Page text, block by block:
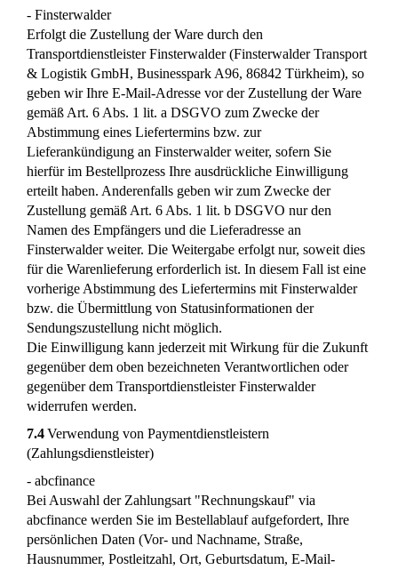
- Finsterwalder
Erfolgt die Zustellung der Ware durch den
Transportdienstleister Finsterwalder (Finsterwalder Transport
& Logistik GmbH, Businesspark A96, 86842 Türkheim), so
geben wir Ihre E-Mail-Adresse vor der Zustellung der Ware
gemäß Art. 6 Abs. 1 lit. a DSGVO zum Zwecke der
Abstimmung eines Liefertermins bzw. zur
Lieferankündigung an Finsterwalder weiter, sofern Sie
hierfür im Bestellprozess Ihre ausdrückliche Einwilligung
erteilt haben. Anderenfalls geben wir zum Zwecke der
Zustellung gemäß Art. 6 Abs. 1 lit. b DSGVO nur den
Namen des Empfängers und die Lieferadresse an
Finsterwalder weiter. Die Weitergabe erfolgt nur, soweit dies
für die Warenlieferung erforderlich ist. In diesem Fall ist eine
vorherige Abstimmung des Liefertermins mit Finsterwalder
bzw. die Übermittlung von Statusinformationen der
Sendungszustellung nicht möglich.
Die Einwilligung kann jederzeit mit Wirkung für die Zukunft
gegenüber dem oben bezeichneten Verantwortlichen oder
gegenüber dem Transportdienstleister Finsterwalder
widerrufen werden.
7.4Verwendung von Paymentdienstleistern
(Zahlungsdienstleister)
- abcfinance
Bei Auswahl der Zahlungsart "Rechnungskauf" via
abcfinance werden Sie im Bestellablauf aufgefordert, Ihre
persönlichen Daten (Vor- und Nachname, Straße,
Hausnummer, Postleitzahl, Ort, Geburtsdatum, E-Mail-